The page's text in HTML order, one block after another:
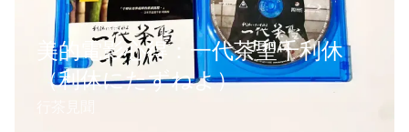
美的電影心得：一代茶聖千利休
（利休にたずねよ）